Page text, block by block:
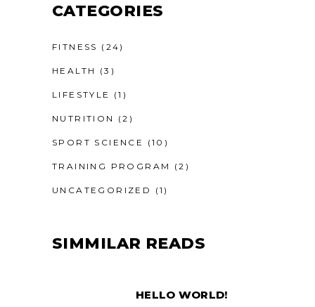
CATEGORIES
FITNESS (24)
HEALTH (3)
LIFESTYLE (1)
NUTRITION (2)
SPORT SCIENCE (10)
TRAINING PROGRAM (2)
UNCATEGORIZED (1)
SIMMILAR READS
HELLO WORLD!